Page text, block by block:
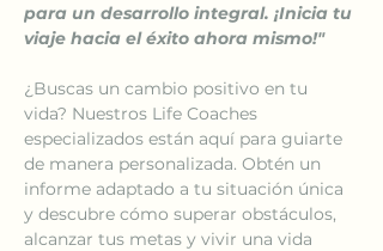
para un desarrollo integral. ¡Inicia tu
viaje hacia el éxito ahora mismo!"
¿Buscas un cambio positivo en tu
vida? Nuestros Life Coaches
especializados están aquí para guiarte
de manera personalizada. Obtén un
informe adaptado a tu situación única
y descubre cómo superar obstáculos,
alcanzar tus metas y vivir una vida